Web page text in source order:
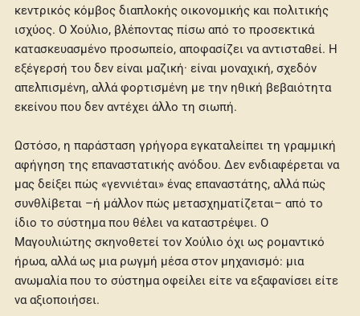
κεντρικός κόμβος διαπλοκής οικονομικής και πολιτικής
ισχύος. Ο Χούλιο, βλέποντας πίσω από το προσεκτικά
κατασκευασμένο προσωπείο, αποφασίζει να αντισταθεί. Η
εξέγερσή του δεν είναι μαζική· είναι μοναχική, σχεδόν
απελπισμένη, αλλά φορτισμένη με την ηθική βεβαιότητα
εκείνου που δεν αντέχει άλλο τη σιωπή.
Ωστόσο, η παράσταση γρήγορα εγκαταλείπει τη γραμμική
αφήγηση της επαναστατικής ανόδου. Δεν ενδιαφέρεται να
μας δείξει πώς «γεννιέται» ένας επαναστάτης, αλλά πώς
συνθλίβεται –ή μάλλον πώς μετασχηματίζεται– από το
ίδιο το σύστημα που θέλει να καταστρέψει. Ο
Μαγουλιώτης σκηνοθετεί τον Χούλιο όχι ως ρομαντικό
ήρωα, αλλά ως μια ρωγμή μέσα στον μηχανισμό: μια
ανωμαλία που το σύστημα οφείλει είτε να εξαφανίσει είτε
να αξιοποιήσει.